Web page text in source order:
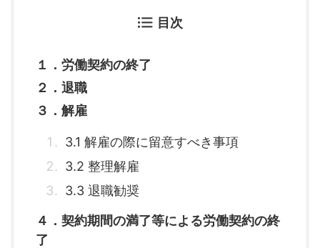
目次
１．労働契約の終了
２．退職
３．解雇
3.1 解雇の際に留意すべき事項
3.2 整理解雇
3.3 退職勧奨
４．契約期間の満了等による労働契約の終
了
Y